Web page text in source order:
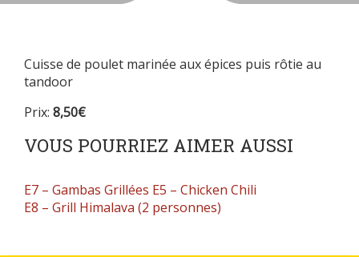
Cuisse de poulet marinée aux épices puis rôtie au
tandoor
Prix: 8,50€
VOUS POURRIEZ AIMER AUSSI
E7 – Gambas Grillées E5 – Chicken Chili
E8 – Grill Himalava (2 personnes)